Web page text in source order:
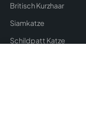
Britisch Kurzhaar
Siamkatze
Schildpatt Katze